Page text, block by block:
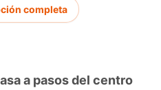
bodega
completa
a pasos del centro